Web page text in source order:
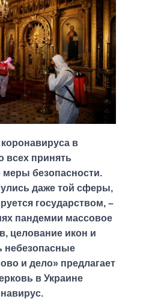
в
всех принять
безопасности.
даже той сферы,
государством, –
пандемии массовое
целование икон и
небезопасные
и дело» предлагает
в Украине